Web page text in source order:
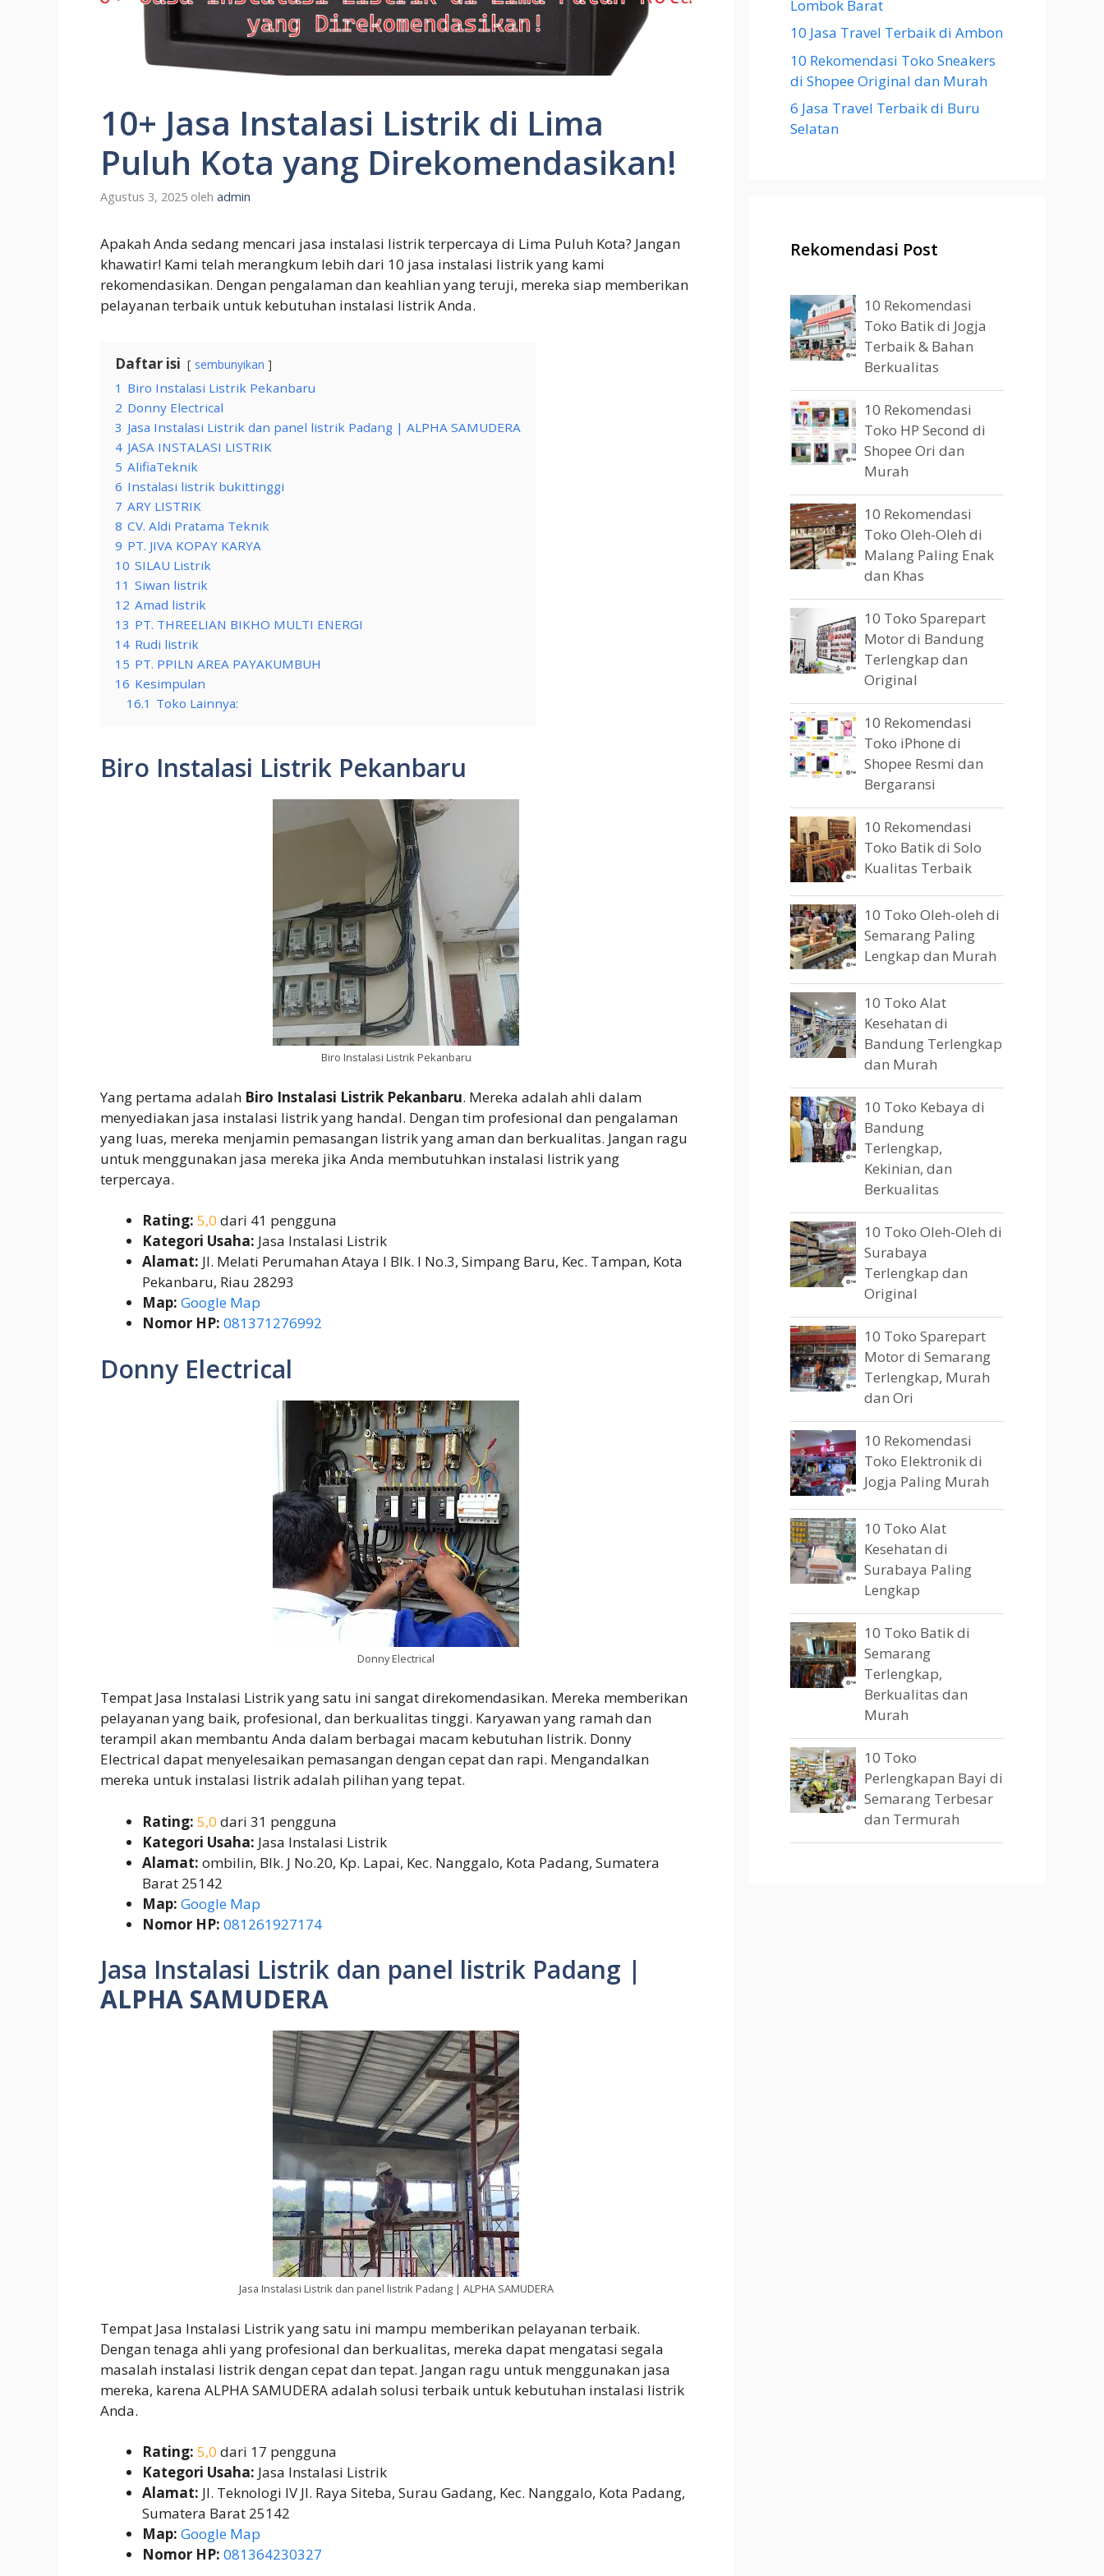
10+ Jasa Instalasi Listrik di Lima
Puluh Kota yang Direkomendasikan!
Agustus 3, 2025 oleh admin
Apakah Anda sedang mencari jasa instalasi listrik terpercaya di Lima Puluh Kota? Jangan
khawatir! Kami telah merangkum lebih dari 10 jasa instalasi listrik yang kami
rekomendasikan. Dengan pengalaman dan keahlian yang teruji, mereka siap memberikan
pelayanan terbaik untuk kebutuhan instalasi listrik Anda.
Daftar isi sembunyikan
1 Biro Instalasi Listrik Pekanbaru
2 Donny Electrical
3 Jasa Instalasi Listrik dan panel listrik Padang | ALPHA SAMUDERA
4 JASA INSTALASI LISTRIK
5 AlifiaTeknik
6 Instalasi listrik bukittinggi
7 ARY LISTRIK
8 CV. Aldi Pratama Teknik
9 PT. JIVA KOPAY KARYA
10 SILAU Listrik
11 Siwan listrik
12 Amad listrik
13 PT. THREELIAN BIKHO MULTI ENERGI
14 Rudi listrik
15 PT. PPILN AREA PAYAKUMBUH
16 Kesimpulan
16.1 Toko Lainnya:
Biro Instalasi Listrik Pekanbaru
Biro Instalasi Listrik Pekanbaru
Yang pertama adalah Biro Instalasi Listrik Pekanbaru. Mereka adalah ahli dalam
menyediakan jasa instalasi listrik yang handal. Dengan tim profesional dan pengalaman
yang luas, mereka menjamin pemasangan listrik yang aman dan berkualitas. Jangan ragu
untuk menggunakan jasa mereka jika Anda membutuhkan instalasi listrik yang
terpercaya.
Rating: 5,0 dari 41 pengguna
Kategori Usaha: Jasa Instalasi Listrik
Alamat: Jl. Melati Perumahan Ataya I Blk. I No.3, Simpang Baru, Kec. Tampan, Kota
Pekanbaru, Riau 28293
Map: Google Map
Nomor HP: 081371276992
Donny Electrical
Donny Electrical
Tempat Jasa Instalasi Listrik yang satu ini sangat direkomendasikan. Mereka memberikan
pelayanan yang baik, profesional, dan berkualitas tinggi. Karyawan yang ramah dan
terampil akan membantu Anda dalam berbagai macam kebutuhan listrik. Donny
Electrical dapat menyelesaikan pemasangan dengan cepat dan rapi. Mengandalkan
mereka untuk instalasi listrik adalah pilihan yang tepat.
Rating: 5,0 dari 31 pengguna
Kategori Usaha: Jasa Instalasi Listrik
Alamat: ombilin, Blk. J No.20, Kp. Lapai, Kec. Nanggalo, Kota Padang, Sumatera
Barat 25142
Map: Google Map
Nomor HP: 081261927174
Jasa Instalasi Listrik dan panel listrik Padang |
ALPHA SAMUDERA
Jasa Instalasi Listrik dan panel listrik Padang | ALPHA SAMUDERA
Tempat Jasa Instalasi Listrik yang satu ini mampu memberikan pelayanan terbaik.
Dengan tenaga ahli yang profesional dan berkualitas, mereka dapat mengatasi segala
masalah instalasi listrik dengan cepat dan tepat. Jangan ragu untuk menggunakan jasa
mereka, karena ALPHA SAMUDERA adalah solusi terbaik untuk kebutuhan instalasi listrik
Anda.
Rating: 5,0 dari 17 pengguna
Kategori Usaha: Jasa Instalasi Listrik
Alamat: Jl. Teknologi IV Jl. Raya Siteba, Surau Gadang, Kec. Nanggalo, Kota Padang,
Sumatera Barat 25142
Map: Google Map
Nomor HP: 081364230327
Lombok Barat
10 Jasa Travel Terbaik di Ambon
10 Rekomendasi Toko Sneakers
di Shopee Original dan Murah
6 Jasa Travel Terbaik di Buru
Selatan
Rekomendasi Post
10 Rekomendasi
Toko Batik di Jogja
Terbaik & Bahan
Berkualitas
10 Rekomendasi
Toko HP Second di
Shopee Ori dan
Murah
10 Rekomendasi
Toko Oleh-Oleh di
Malang Paling Enak
dan Khas
10 Toko Sparepart
Motor di Bandung
Terlengkap dan
Original
10 Rekomendasi
Toko iPhone di
Shopee Resmi dan
Bergaransi
10 Rekomendasi
Toko Batik di Solo
Kualitas Terbaik
10 Toko Oleh-oleh di
Semarang Paling
Lengkap dan Murah
10 Toko Alat
Kesehatan di
Bandung Terlengkap
dan Murah
10 Toko Kebaya di
Bandung
Terlengkap,
Kekinian, dan
Berkualitas
10 Toko Oleh-Oleh di
Surabaya
Terlengkap dan
Original
10 Toko Sparepart
Motor di Semarang
Terlengkap, Murah
dan Ori
10 Rekomendasi
Toko Elektronik di
Jogja Paling Murah
10 Toko Alat
Kesehatan di
Surabaya Paling
Lengkap
10 Toko Batik di
Semarang
Terlengkap,
Berkualitas dan
Murah
10 Toko
Perlengkapan Bayi di
Semarang Terbesar
dan Termurah